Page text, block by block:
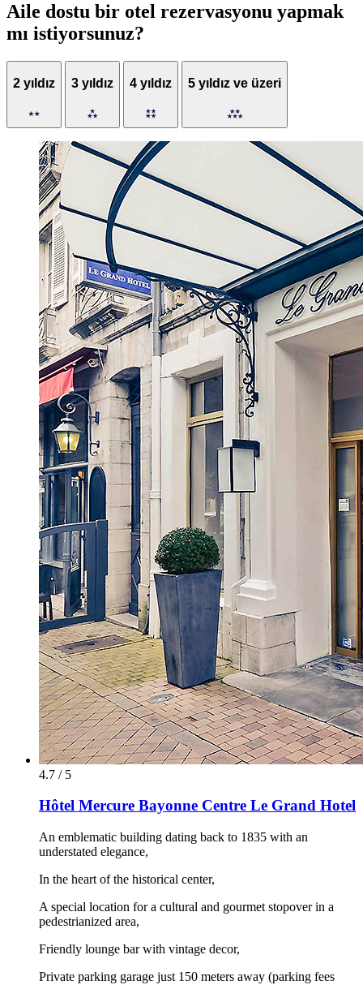
Aile dostu bir otel rezervasyonu yapmak
mı istiyorsunuz?
2 yıldız 3 yıldız 4 yıldız 5 yıldız ve üzeri
4.7 / 5
Hôtel Mercure Bayonne Centre Le Grand Hotel
An emblematic building dating back to 1835 with an
understated elegance,
In the heart of the historical center,
A special location for a cultural and gourmet stopover in a
pedestrianized area,
Friendly lounge bar with vintage decor,
Private parking garage just 150 meters away (parking fees